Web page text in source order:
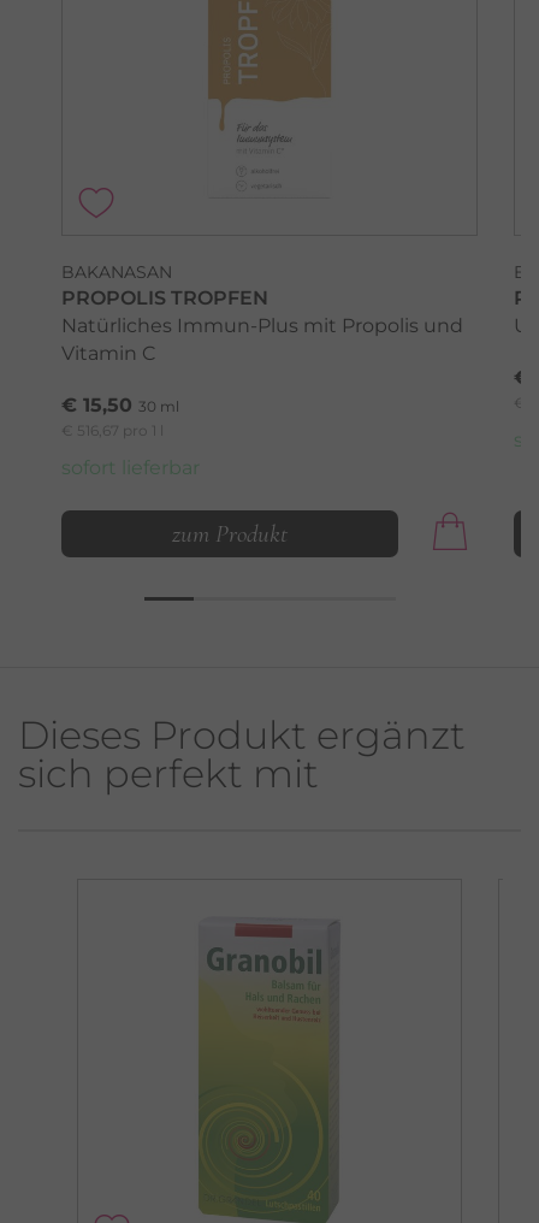
BAKANASAN
PROPOLIS TROPFEN
Natürliches Immun-Plus mit Propolis und
Vitamin C
€ 15,50 30 ml
€ 516,67 pro 1 l
sofort lieferbar
zum Produkt
€
€
Dieses Produkt ergänzt
sich perfekt mit